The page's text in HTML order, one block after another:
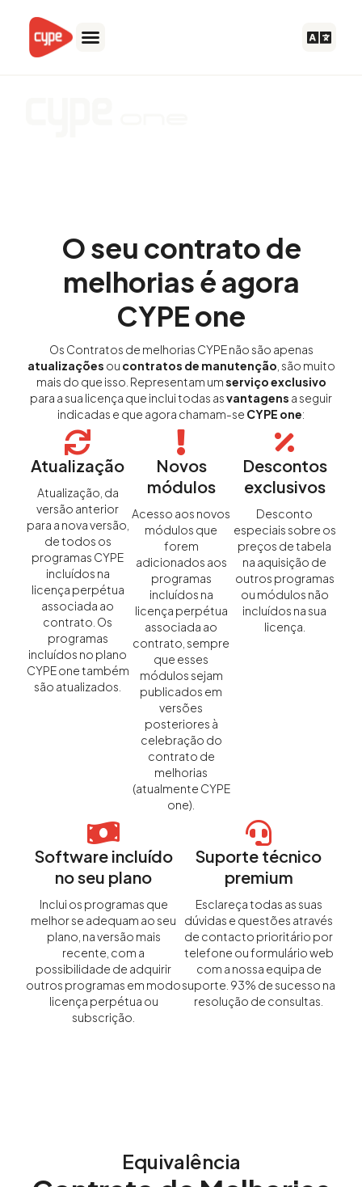
content
O seu contrato de
melhorias é agora
CYPE one
Os Contratos de melhorias CYPE não são apenas
atualizações ou contratos de manutenção , são muito
mais do que isso. Representam umserviço exclusivo
para a sua licença que inclui todas asvantagens a seguir
indicadas e que agora chamam-se CYPE one:
Atualização
Atualização, da
versão anterior
para a nova versão,
de todos os
programas CYPE
incluídos na
licença perpétua
associada ao
contrato. Os
programas
incluídos no plano
CYPE one também
são atualizados.
Novos
módulos
Acesso aos novos
módulos que
forem
adicionados aos
programas
incluídos na
licença perpétua
associada ao
contrato, sempre
que esses
módulos sejam
publicados em
versões
posteriores à
celebração do
contrato de
melhorias
(atualmente CYPE
one).
Descontos
exclusivos
Desconto
especiais sobre os
preços de tabela
na aquisição de
outros programas
ou módulos não
incluídos na sua
licença.
Software incluído
no seu plano
Inclui os programas que
melhor se adequam ao seu
plano, na versão mais
recente, com a
possibilidade de adquirir
outros programas em modo
licença perpétua ou
subscrição.
Suporte técnico
premium
Esclareça todas as suas
dúvidas e questões através
de contacto prioritário por
telefone ou formulário web
com a nossa equipa de
suporte. 93% de sucesso na
resolução de consultas.
Equivalência